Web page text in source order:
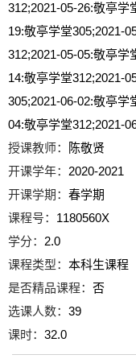
312;2021-05-26:敬亭学
19:敬亭学堂305;2021-
312;2021-05-05:敬亭学
14:敬亭学堂312;2021-
305;2021-06-02:敬亭学
04:敬亭学堂312;2021-
授课教师： 陈敬贤
开课学年： 2020-2021
开课学期：春学期
课程号： 1180560X
学分： 2.0
课程类型：本科生课程
是否精品课程：否
选课人数：39
课时：32.0